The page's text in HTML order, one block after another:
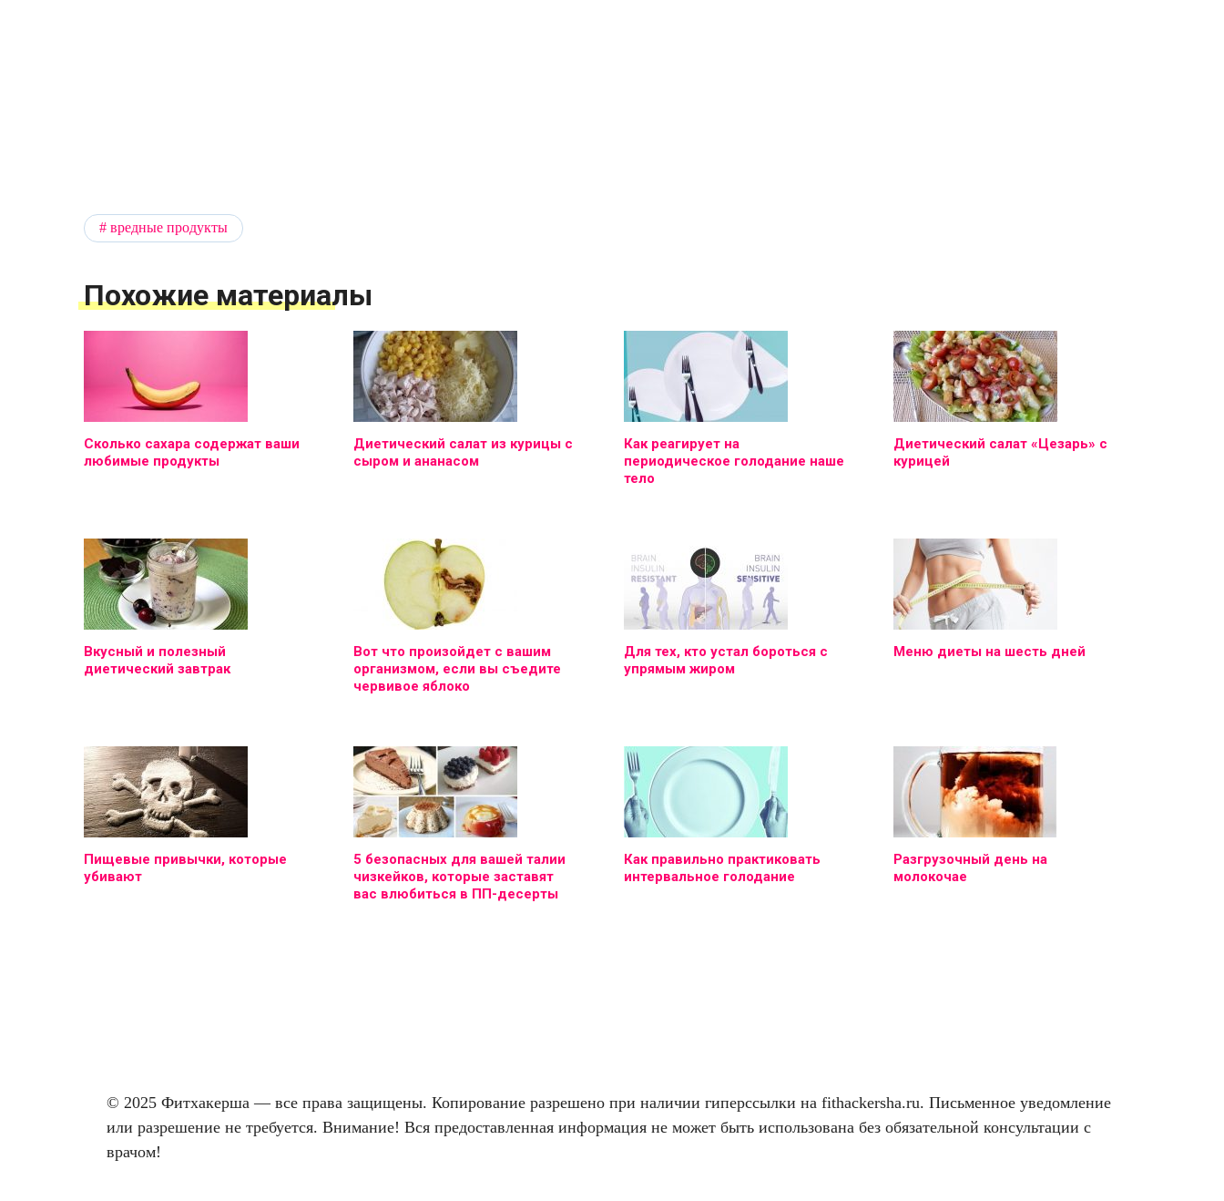
вредные продукты
Похожие материалы
Сколько сахара содержат ваши
любимые продукты
Диетический салат из курицы с
сыром и ананасом
Как реагирует на
периодическое голодание наше
тело
Диетический салат «Цезарь» с
курицей
Вкусный и полезный
диетический завтрак
Вот что произойдет с вашим
организмом, если вы съедите
червивое яблоко
Для тех, кто устал бороться с
упрямым жиром
Меню диеты на шесть дней
Пищевые привычки, которые
убивают
5 безопасных для вашей талии
чизкейков, которые заставят
вас влюбиться в ПП-десерты
Как правильно практиковать
интервальное голодание
Разгрузочный день на
молокочае
© 2025 Фитхакерша — все права защищены. Копирование разрешено при наличии гиперссылки на fithackersha.ru. Письменное уведомление
или разрешение не требуется. Внимание! Вся предоставленная информация не может быть использована без обязательной консультации с
врачом!